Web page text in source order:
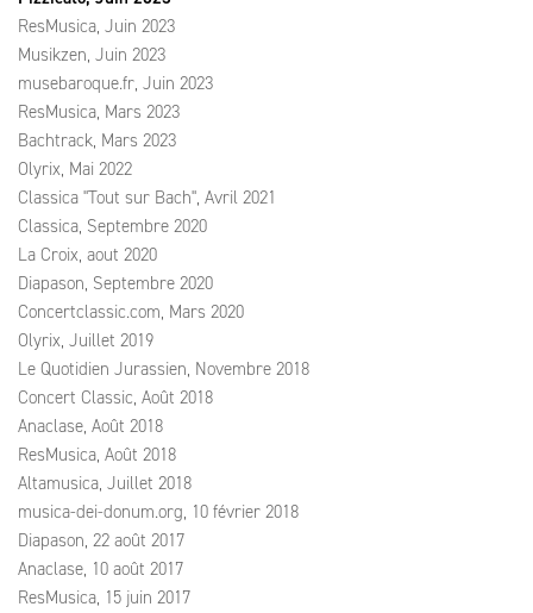
ResMusica, Juin 2023
Musikzen, Juin 2023
musebaroque.fr, Juin 2023
ResMusica, Mars 2023
Bachtrack, Mars 2023
Olyrix, Mai 2022
Classica "Tout sur Bach", Avril 2021
Classica, Septembre 2020
La Croix, aout 2020
Diapason, Septembre 2020
Concertclassic.com, Mars 2020
Olyrix, Juillet 2019
Le Quotidien Jurassien, Novembre 2018
Concert Classic, Août 2018
Anaclase, Août 2018
ResMusica, Août 2018
Altamusica, Juillet 2018
musica-dei-donum.org, 10 février 2018
Diapason, 22 août 2017
Anaclase, 10 août 2017
ResMusica, 15 juin 2017